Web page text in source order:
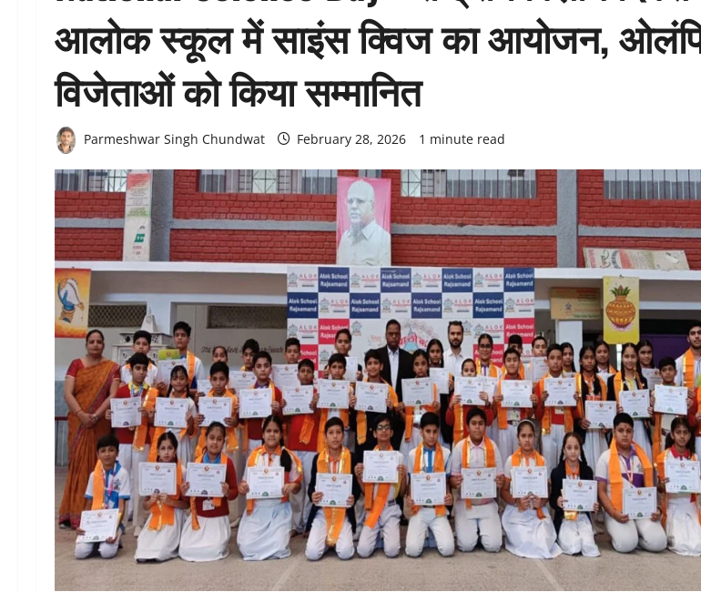
आलोक स्कूल में साइंस क्विज का आयोजन,
विजेताओं को किया सम्मानित
Parmeshwar Singh Chundwat February 28, 2026 1 minute read